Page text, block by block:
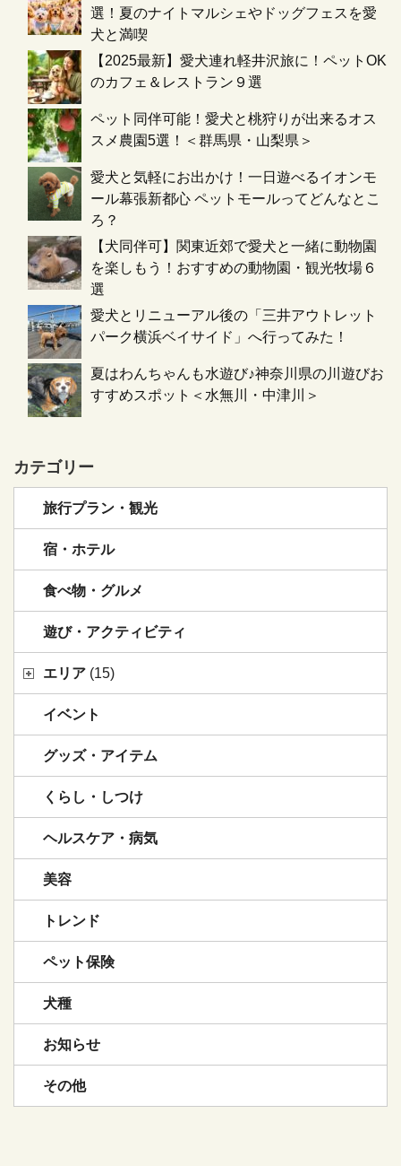
選！夏のナイトマルシェやドッグフェスを愛
犬と満喫
【2025最新】愛犬連れ軽井沢旅に！ペットOK
のカフェ＆レストラン９選
ペット同伴可能！愛犬と桃狩りが出来るオス
スメ農園5選！＜群馬県・山梨県＞
愛犬と気軽にお出かけ！一日遊べるイオンモ
ール幕張新都心 ペットモールってどんなとこ
ろ？
【犬同伴可】関東近郊で愛犬と一緒に動物園
を楽しもう！おすすめの動物園・観光牧場６
選
愛犬とリニューアル後の「三井アウトレット
パーク横浜ベイサイド」へ行ってみた！
夏はわんちゃんも水遊び♪神奈川県の川遊びお
すすめスポット＜水無川・中津川＞
カテゴリー
旅行プラン・観光
宿・ホテル
食べ物・グルメ
遊び・アクティビティ
エリア (15)
イベント
グッズ・アイテム
くらし・しつけ
ヘルスケア・病気
美容
トレンド
ペット保険
犬種
お知らせ
その他